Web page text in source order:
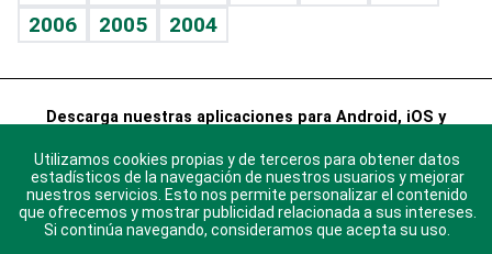
Sin complejos
En pocas palabras
Escuchando al corazón
Economía Personal
Consulta Libre
2006
2005 2004
Descarga nuestras aplicaciones para Android, iOS y
Utilizamos cookies propias y de terceros para obtener datos
estadísticos de la navegación de nuestros usuarios y mejorar
nuestros servicios. Esto nos permite personalizar el contenido
que ofrecemos y mostrar publicidad relacionada a sus intereses.
Si continúa navegando, consideramos que acepta su uso.